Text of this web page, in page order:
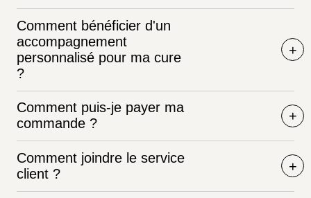
Comment bénéficier d'un
accompagnement
personnalisé pour ma cure
?
Comment puis-je payer ma
commande ?
Comment joindre le service
client ?